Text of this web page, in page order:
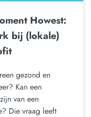
Howest:
bij (lokale)
gezond en
Kan een
van een
Die vraag leeft